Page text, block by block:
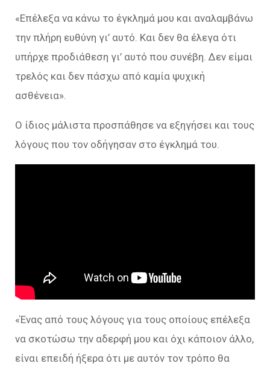
«Επέλεξα να κάνω το έγκλημά μου και αναλαμβάνω
την πλήρη ευθύνη γι’ αυτό. Και δεν θα έλεγα ότι
υπήρχε προδιάθεση γι’ αυτό που συνέβη. Δεν είμαι
τρελός και δεν πάσχω από καμία ψυχική
ασθένεια».
Ο ίδιος μάλιστα προσπάθησε να εξηγήσει και τους
λόγους που τον οδήγησαν στο έγκλημά του.
«Ένας από τους λόγους για τους οποίους επέλεξα
να σκοτώσω την αδερφή μου και όχι κάποιον άλλο,
είναι επειδή ήξερα ότι με αυτόν τον τρόπο θα